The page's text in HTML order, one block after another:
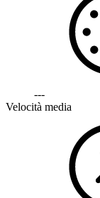
---
Velocità media